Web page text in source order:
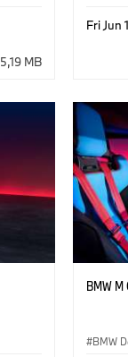
5,19 MB
Fri Jun
BMW
BMW